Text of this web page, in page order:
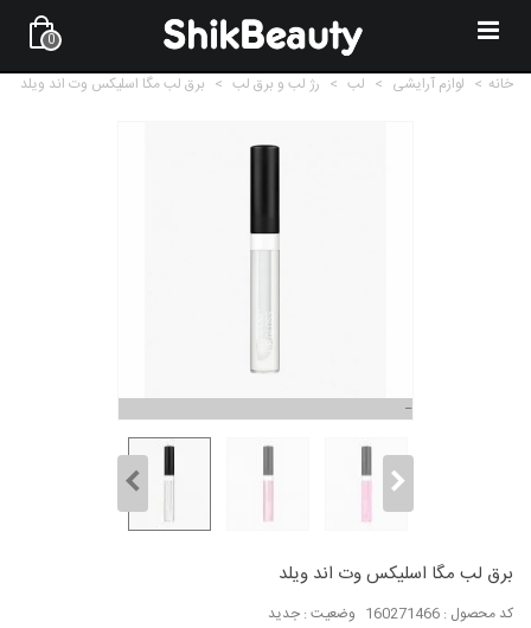
0
خانه > لوازم آرایشی > لب > رژ لب و برق لب > برق لب مگا اسلیکس وت اند ویلد
برق لب مگا اسلیکس وت اند ویلد
کد محصول : 160271466 وضعیت : جدید